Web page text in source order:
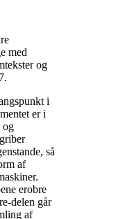
med
og
.
i
er i
og
så
af
erobre
delen går
af